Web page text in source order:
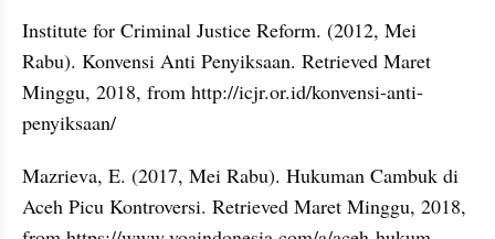
Institute for Criminal Justice Reform. (2012, Mei
Rabu). Konvensi Anti Penyiksaan. Retrieved Maret
Minggu, 2018, from http://icjr.or.id/konvensi-anti-
penyiksaan/
Mazrieva, E. (2017, Mei Rabu). Hukuman Cambuk di
Aceh Picu Kontroversi. Retrieved Maret Minggu, 2018,